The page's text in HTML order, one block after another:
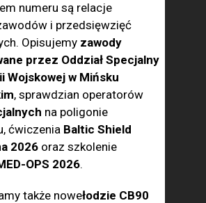
numeru są relacje
i przedsięwzięć
Opisujemy zawody
przez Oddział Specjalny
Wojskowej w Mińsku
, sprawdzian operatorów
na poligonie
ćwiczenia Baltic Shield
2026 oraz szkolenie
OPS 2026.
także nowełodzie CB90